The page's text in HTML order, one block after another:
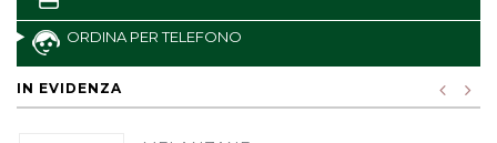
ORDINA PER TELEFONO
IN EVIDENZA